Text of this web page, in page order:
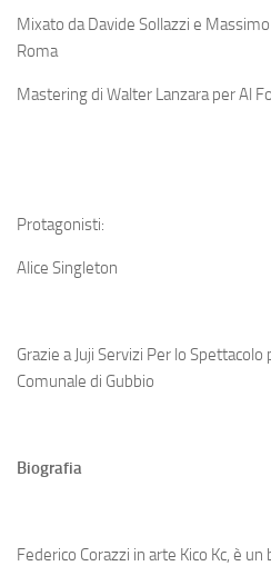
Mixato da Davide Sollazzi e
Roma
Mastering di Walter Lanzara per Al
Protagonisti:
Alice Singleton
Grazie a Juji Servizi Per lo
Comunale di Gubbio
Biografia
Federico Corazzi in arte Kico Kc, è